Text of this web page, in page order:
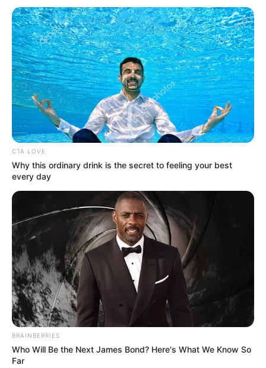
CTA LOVE
Why this ordinary drink is the secret to feeling your best
every day
BRAINBERRIES
Who Will Be the Next James Bond? Here's What We Know So
Far